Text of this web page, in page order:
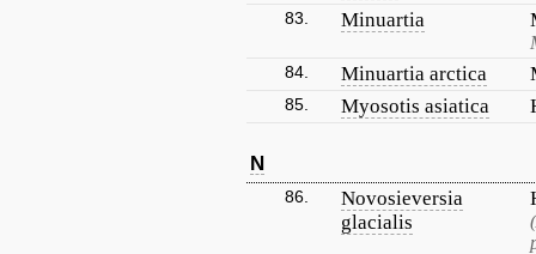
83. Minuartia
84. Minuartia arctica
85. Myosotis asiatica
N
86.
Novosieversia
glacialis